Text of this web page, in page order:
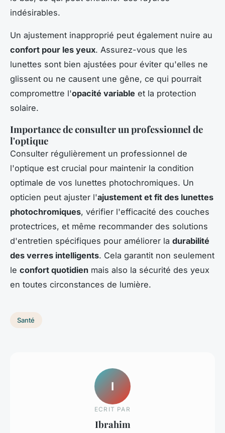
indésirables.
Un ajustement inapproprié peut également nuire au
confort pour les yeux. Assurez-vous que les
lunettes sont bien ajustées pour éviter qu'elles ne
glissent ou ne causent une gêne, ce qui pourrait
compromettre l'opacité variable et la protection
solaire.
Importance de consulter un professionnel de
l'optique
Consulter régulièrement un professionnel de
l'optique est crucial pour maintenir la condition
optimale de vos lunettes photochromiques. Un
opticien peut ajuster l'ajustement et fit des lunettes
photochromiques, vérifier l'efficacité des couches
protectrices, et même recommander des solutions
d'entretien spécifiques pour améliorer la durabilité
des verres intelligents. Cela garantit non seulement
le confort quotidien mais also la sécurité des yeux
en toutes circonstances de lumière.
Santé
I
ECRIT PAR
Ibrahim